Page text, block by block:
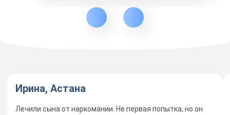
Ирина, Астана
Лечили сына от наркомании. Не первая попытка, но он